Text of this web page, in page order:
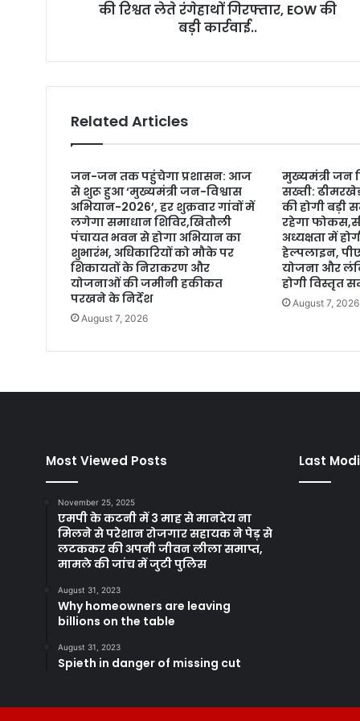
की रिश्वत लेते रंगेहाथों गिरफ्तार, EOW की
बड़ी कार्रवाई..
Related Articles
जन-जन तक पहुंचेगा प्रशासन: आज
से शुरू हुआ ‘मुख्यमंत्री जन-विश्वास
अभियान-2026’, हर शुक्रवार गांवों में
लगेगा समाधान शिविर,खितौली
पंचायत भवन से होगा अभियान का
शुभारंभ, अधिकारियों को मौके पर
शिकायतों के निराकरण और
योजनाओं की जमीनी हकीकत
परखने के निर्देश
August 7, 2026
मुख्यमंत्री जन
सख्ती:
की होगी बड़ी
रहेगा
अध्यक्षता में
हेल्पलाइन,
योजना और
होगी विस्तृत
August 7, 2026
Most Viewed Posts
November 25, 2025
एमपी के कटनी में 3 माह से मानदेय ना
मिलने से परेशान रोजगार सहायक ने पेड़ से
लटककर की अपनी जीवन लीला समाप्त,
मामले की जांच में जुटी पुलिस
August 31, 2023
Why homeowners are leaving
billions on the table
August 31, 2023
Spieth in danger of missing cut
Last